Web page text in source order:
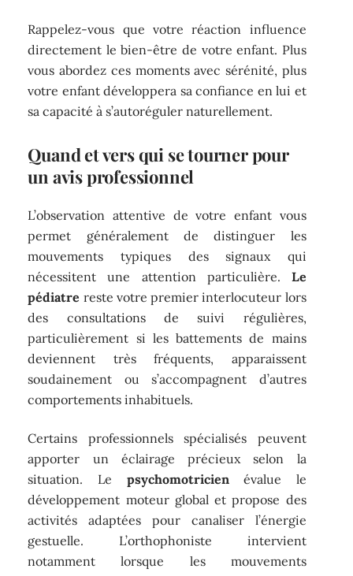
Rappelez-vous que votre réaction influence
directement le bien-être de votre enfant. Plus
vous abordez ces moments avec sérénité, plus
votre enfant développera sa confiance en lui et
sa capacité à s’autoréguler naturellement.
Quand et vers qui se tourner pour
un avis professionnel
L’observation attentive de votre enfant vous
permet généralement de distinguer les
mouvements typiques des signaux qui
nécessitent une attention particulière. Le
pédiatre reste votre premier interlocuteur lors
des consultations de suivi régulières,
particulièrement si les battements de mains
deviennent très fréquents, apparaissent
soudainement ou s’accompagnent d’autres
comportements inhabituels.
Certains professionnels spécialisés peuvent
apporter un éclairage précieux selon la
situation. Le psychomotricienévalue le
développement moteur global et propose des
activités adaptées pour canaliser l’énergie
gestuelle. L’orthophoniste intervient
notamment lorsque les mouvements